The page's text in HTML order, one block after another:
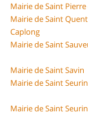
Mairie de Saint
Mairie de Saint
Caplong
Mairie de Saint
Mairie de Saint Savin
Mairie de Saint
Mairie de Saint